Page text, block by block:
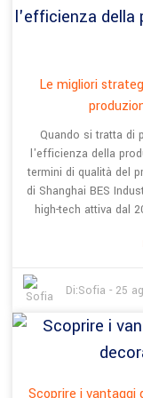
Inoltre, avete
Development Co.,
questo settore. Fin
altre opzioni di
desiderano
calcestruzzo sono
di stile ed
Le migliori
Quando si tratta di
l'efficienza della
termini di qualità del
di Shanghai BES
high-tech attiva dal
superfici vivaci,
calcestruzzo
assicurarci di
efficiente è una
mantenere
crescente
Di:Sofia - 25
Scoprire i vantaggi